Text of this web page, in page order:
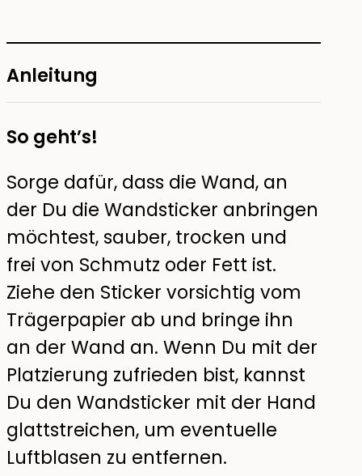
Anleitung
So geht’s!
Sorge dafür, dass die Wand, an
der Du die Wandsticker anbringen
möchtest, sauber, trocken und
frei von Schmutz oder Fett ist.
Ziehe den Sticker vorsichtig vom
Trägerpapier ab und bringe ihn
an der Wand an. Wenn Du mit der
Platzierung zufrieden bist, kannst
Du den Wandsticker mit der Hand
glattstreichen, um eventuelle
Luftblasen zu entfernen.